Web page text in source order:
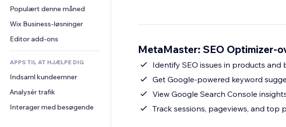
Fildeling
Nyheder
Knapper og menuer
Bannere og badges
Lommeregnere
Søg
Vejr
Diagrammer og tabeller
Kommentarer
Telefon
Fællesskab
Anmeldelser og anbefalinger
CRM
Populært denne måned
Wix Business-løsninger
Editor add-ons
APPS TIL AT HJÆLPE DIG
Indsaml kundeemner
Analysér trafik
Interager med besøgende
MetaMaster: SEO Optimizer-
Identify SEO issues in products and
Get Google-powered keyword
View Google Search Console
Track sessions, pageviews, and top